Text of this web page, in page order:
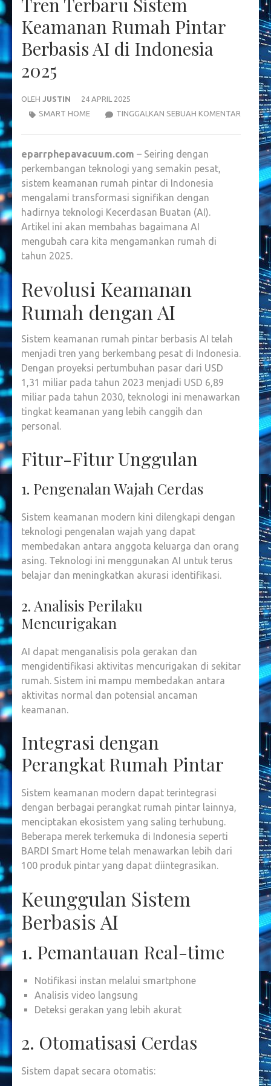
Keamanan Rumah Pintar
Berbasis AI di Indonesia
2025
OLEH JUSTIN
24 APRIL 2025
TINGGALKAN SEBUAH KOMENTAR TREN
SISTEM
RUMAH
PINTAR
SMART HOME
eparrphepavacuum.com – Seiring dengan
perkembangan teknologi yang semakin pesat,
sistem keamanan rumah pintar di Indonesia
mengalami transformasi signifikan dengan
hadirnya teknologi Kecerdasan Buatan (AI).
Artikel ini akan membahas bagaimana AI
mengubah cara kita mengamankan rumah di
tahun 2025.
Revolusi Keamanan
Rumah dengan AI
Sistem keamanan rumah pintar berbasis AI telah
menjadi tren yang berkembang pesat di Indonesia.
Dengan proyeksi pertumbuhan pasar dari USD
1,31 miliar pada tahun 2023 menjadi USD 6,89
miliar pada tahun 2030 , teknologi ini menawarkan
tingkat keamanan yang lebih canggih dan
personal.
Fitur-Fitur Unggulan
1. Pengenalan Wajah Cerdas
Sistem keamanan modern kini dilengkapi dengan
teknologi pengenalan wajah yang dapat
membedakan antara anggota keluarga dan orang
asing. Teknologi ini menggunakan AI untuk terus
belajar dan meningkatkan akurasi identifikasi
2. Analisis Perilaku
Mencurigakan
AI dapat menganalisis pola gerakan dan
mengidentifikasi aktivitas mencurigakan di sekitar
rumah. Sistem ini mampu membedakan antara
aktivitas normal dan potensial ancaman
keamanan
Integrasi dengan
Perangkat Rumah Pintar
Sistem keamanan modern dapat terintegrasi
dengan berbagai perangkat rumah pintar lainnya,
menciptakan ekosistem yang saling terhubung.
Beberapa merek terkemuka di Indonesia seperti
BARDI Smart Home telah menawarkan lebih dari
100 produk pintar yang dapat diintegrasikan
Keunggulan Sistem
Berbasis AI
1. Pemantauan Real-time
Notifikasi instan melalui smartphone
Analisis video langsung
Deteksi gerakan yang lebih akurat
2. Otomatisasi Cerdas
Sistem dapat secara otomatis: